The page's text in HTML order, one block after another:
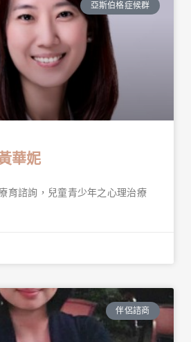
亞斯伯格症候群
華妮
育諮詢，兒童青少年之心理治療
伴侶諮商